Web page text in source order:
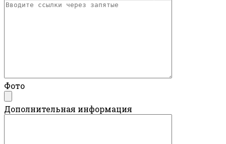
Фото
Дополнительная информация